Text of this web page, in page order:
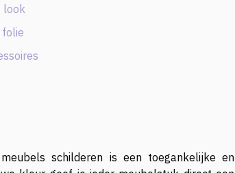
look
folie
schilderen is een toegankelijke en